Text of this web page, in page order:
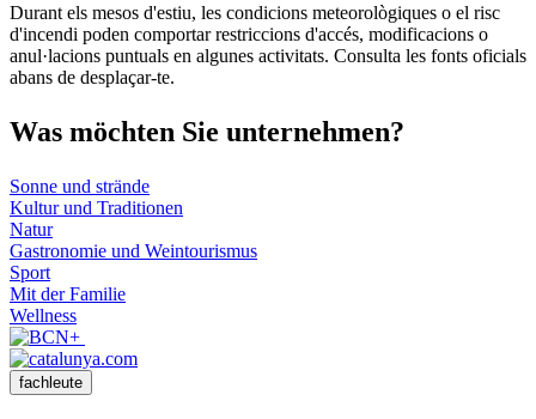
−
Durant els mesos d'estiu, les condicions meteorològiques o el risc
d'incendi poden comportar restriccions d'accés, modificacions o
anul·lacions puntuals en algunes activitats. Consulta les fonts oficials
abans de desplaçar-te.
Was möchten Sie unternehmen?
Sonne und strände
Kultur und Traditionen
Natur
Gastronomie und Weintourismus
Sport
Mit der Familie
Wellness
fachleute